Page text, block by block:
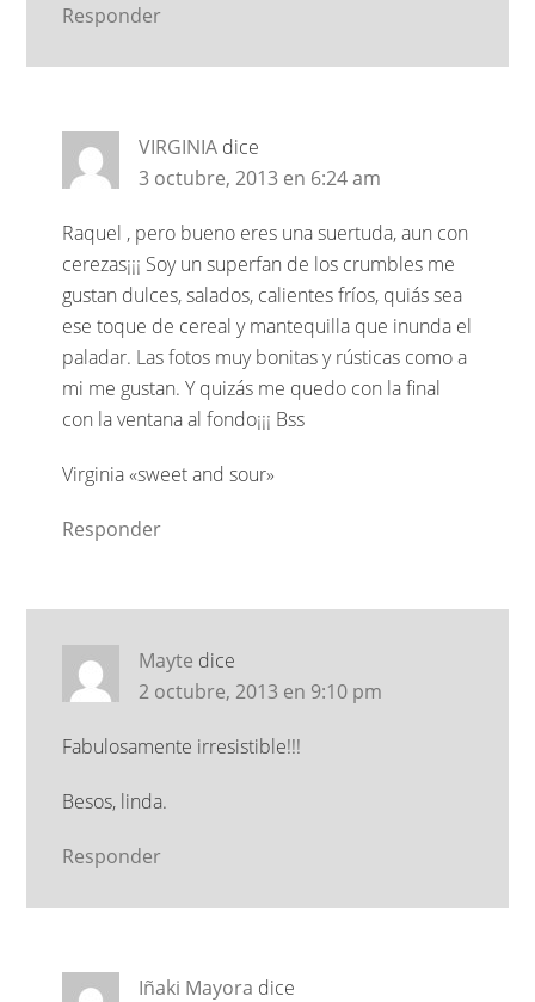
Responder
VIRGINIA dice
3 octubre, 2013 en 6:24 am
Raquel , pero bueno eres una suertuda, aun con
cerezas¡¡¡ Soy un superfan de los crumbles me
gustan dulces, salados, calientes fríos, quiás sea
ese toque de cereal y mantequilla que inunda el
paladar. Las fotos muy bonitas y rústicas como a
mi me gustan. Y quizás me quedo con la final
con la ventana al fondo¡¡¡ Bss
Virginia «sweet and sour»
Responder
Mayte dice
2 octubre, 2013 en 9:10 pm
Fabulosamente irresistible!!!
Besos, linda.
Responder
Iñaki Mayora dice